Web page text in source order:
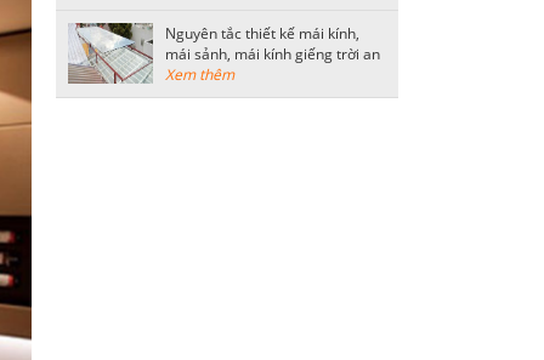
Nguyên tắc thiết kế mái kính,
mái sảnh, mái kính giếng trời an
toàn
Xem thêm